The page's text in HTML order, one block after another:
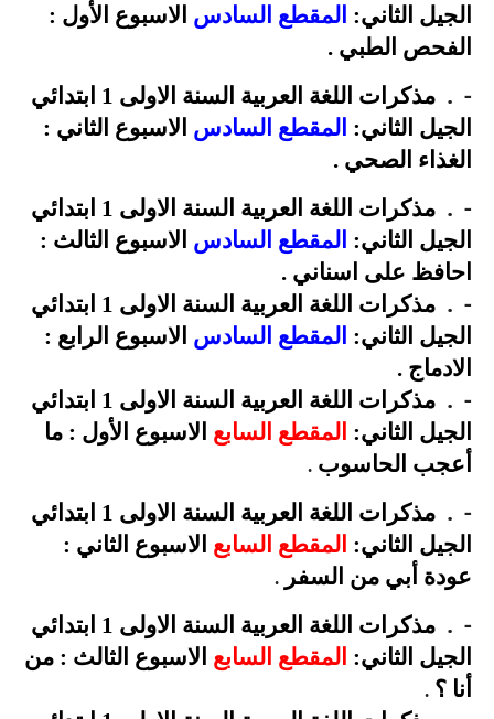
الجيل الثاني: المقطع السادس الاسبوع الأول :
الفحص الطبي .
-
.
مذكرات اللغة العربية السنة الاولى 1 ابتدائي
الجيل الثاني: المقطع السادس الاسبوع الثاني :
الغذاء الصحي .
-
.
مذكرات اللغة العربية السنة الاولى 1 ابتدائي
الجيل الثاني: المقطع السادس الاسبوع الثالث :
احافظ على اسناني .
-
.
مذكرات اللغة العربية السنة الاولى 1 ابتدائي
الجيل الثاني: المقطع السادس الاسبوع الرابع :
الادماج .
-
.
مذكرات اللغة العربية السنة الاولى 1 ابتدائي
الجيل الثاني: المقطع السابع الاسبوع الأول : ما
أعجب الحاسوب .
-
.
مذكرات اللغة العربية السنة الاولى 1 ابتدائي
الجيل الثاني: المقطع السابع الاسبوع الثاني :
عودة أبي من السفر .
-
.
مذكرات اللغة العربية السنة الاولى 1 ابتدائي
الجيل الثاني: المقطع السابع الاسبوع الثالث : من
أنا ؟ .